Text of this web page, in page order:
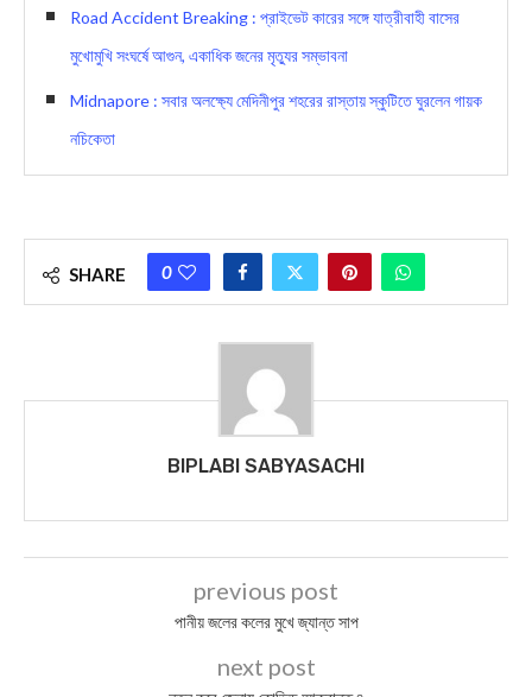
Road Accident Breaking : প্রাইভেট কারের সঙ্গে যাত্রীবাহী বাসের
মুখোমুখি সংঘর্ষে আগুন, একাধিক জনের মৃত্যুর সম্ভাবনা
Midnapore : সবার অলক্ষ্যে মেদিনীপুর শহরের রাস্তায় স্কুটিতে ঘুরলেন গায়ক
নচিকেতা
SHARE 0
BIPLABI SABYASACHI
previous post
পানীয় জলের কলের মুখে জ্যান্ত সাপ
next post